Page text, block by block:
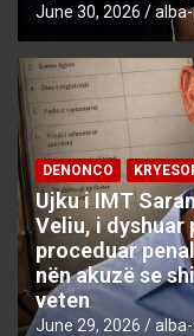
June 30, 2026
DENONCO
Ujku i IMT
Veliu, i dyshuar
proceduar
nën akuzë se
veten
June 29, 2026